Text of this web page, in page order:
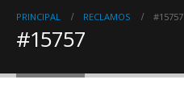
PRINCIPAL RECLAMOS #15757
#15757